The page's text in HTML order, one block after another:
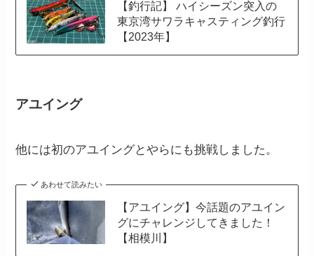
【釣行記】 ハイシーズン突入の
東京湾サワラキャスティング釣行
【2023年】
アユイング
他には初のアユイングとやらにも挑戦しました。
あわせて読みたい
【アユイング】今話題のアユイン
グにチャレンジしてきました！
【相模川】